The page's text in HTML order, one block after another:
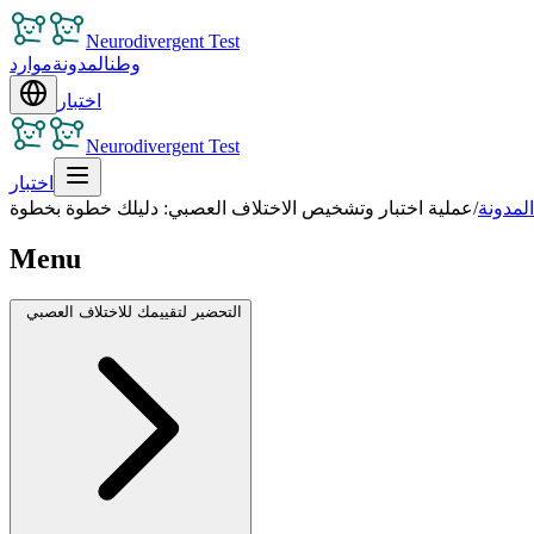
Neurodivergent Test
وطنالمدونةموارد
اختبار
Neurodivergent Test
اختبار
المدونة/عملية اختبار وتشخيص الاختلاف العصبي: دليلك خطوة بخطوة
Menu
التحضير لتقييمك للاختلاف العصبي